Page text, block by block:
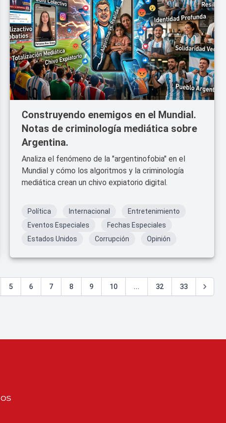
Construyendo enemigos en el Mundial.
Notas de criminología mediática sobre
Argentina.
Analiza el fenómeno de la "argentinofobia" en el
Mundial y cómo los algoritmos y la criminología
mediática crean un chivo expiatorio digital.
Política Internacional
Entretenimiento
Eventos Especiales
Fechas Especiales
Estados Unidos
Corrupción Opinión
5 6 7 8 9 10 ... 32 33